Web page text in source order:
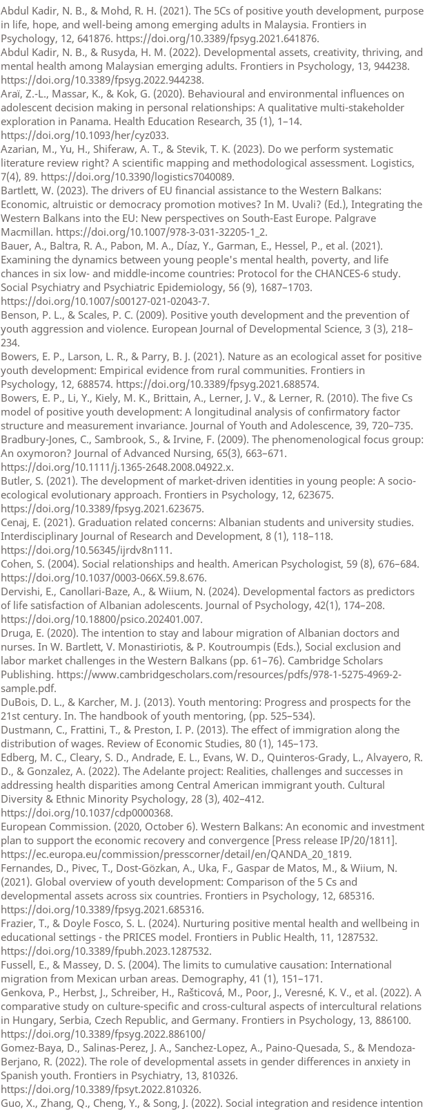
Abdul Kadir, N. B., & Mohd, R. H. (2021). The 5Cs of positive youth development, purpose
in life, hope, and well-being among emerging adults in Malaysia. Frontiers in
Psychology, 12, 641876. https://doi.org/10.3389/fpsyg.2021.641876.
Abdul Kadir, N. B., & Rusyda, H. M. (2022). Developmental assets, creativity, thriving, and
mental health among Malaysian emerging adults. Frontiers in Psychology, 13, 944238.
https://doi.org/10.3389/fpsyg.2022.944238.
Araï, Z.-L., Massar, K., & Kok, G. (2020). Behavioural and environmental influences on
adolescent decision making in personal relationships: A qualitative multi-stakeholder
exploration in Panama. Health Education Research, 35 (1), 1–14.
https://doi.org/10.1093/her/cyz033.
Azarian, M., Yu, H., Shiferaw, A. T., & Stevik, T. K. (2023). Do we perform systematic
literature review right? A scientific mapping and methodological assessment. Logistics,
7(4), 89. https://doi.org/10.3390/logistics7040089.
Bartlett, W. (2023). The drivers of EU financial assistance to the Western Balkans:
Economic, altruistic or democracy promotion motives? In M. Uvali? (Ed.), Integrating the
Western Balkans into the EU: New perspectives on South-East Europe. Palgrave
Macmillan. https://doi.org/10.1007/978-3-031-32205-1_2.
Bauer, A., Baltra, R. A., Pabon, M. A., Díaz, Y., Garman, E., Hessel, P., et al. (2021).
Examining the dynamics between young people's mental health, poverty, and life
chances in six low- and middle-income countries: Protocol for the CHANCES-6 study.
Social Psychiatry and Psychiatric Epidemiology, 56 (9), 1687–1703.
https://doi.org/10.1007/s00127-021-02043-7.
Benson, P. L., & Scales, P. C. (2009). Positive youth development and the prevention of
youth aggression and violence. European Journal of Developmental Science, 3 (3), 218–
234.
Bowers, E. P., Larson, L. R., & Parry, B. J. (2021). Nature as an ecological asset for positive
youth development: Empirical evidence from rural communities. Frontiers in
Psychology, 12, 688574. https://doi.org/10.3389/fpsyg.2021.688574.
Bowers, E. P., Li, Y., Kiely, M. K., Brittain, A., Lerner, J. V., & Lerner, R. (2010). The five Cs
model of positive youth development: A longitudinal analysis of confirmatory factor
structure and measurement invariance. Journal of Youth and Adolescence, 39, 720–735.
Bradbury-Jones, C., Sambrook, S., & Irvine, F. (2009). The phenomenological focus group:
An oxymoron? Journal of Advanced Nursing, 65(3), 663–671.
https://doi.org/10.1111/j.1365-2648.2008.04922.x.
Butler, S. (2021). The development of market-driven identities in young people: A socio-
ecological evolutionary approach. Frontiers in Psychology, 12, 623675.
https://doi.org/10.3389/fpsyg.2021.623675.
Cenaj, E. (2021). Graduation related concerns: Albanian students and university studies.
Interdisciplinary Journal of Research and Development, 8 (1), 118–118.
https://doi.org/10.56345/ijrdv8n111.
Cohen, S. (2004). Social relationships and health. American Psychologist, 59 (8), 676–684.
https://doi.org/10.1037/0003-066X.59.8.676.
Dervishi, E., Canollari-Baze, A., & Wiium, N. (2024). Developmental factors as predictors
of life satisfaction of Albanian adolescents. Journal of Psychology, 42(1), 174–208.
https://doi.org/10.18800/psico.202401.007.
Druga, E. (2020). The intention to stay and labour migration of Albanian doctors and
nurses. In W. Bartlett, V. Monastiriotis, & P. Koutroumpis (Eds.), Social exclusion and
labor market challenges in the Western Balkans (pp. 61–76). Cambridge Scholars
Publishing. https://www.cambridgescholars.com/resources/pdfs/978-1-5275-4969-2-
sample.pdf.
DuBois, D. L., & Karcher, M. J. (2013). Youth mentoring: Progress and prospects for the
21st century. In. The handbook of youth mentoring, (pp. 525–534).
Dustmann, C., Frattini, T., & Preston, I. P. (2013). The effect of immigration along the
distribution of wages. Review of Economic Studies, 80 (1), 145–173.
Edberg, M. C., Cleary, S. D., Andrade, E. L., Evans, W. D., Quinteros-Grady, L., Alvayero, R.
D., & Gonzalez, A. (2022). The Adelante project: Realities, challenges and successes in
addressing health disparities among Central American immigrant youth. Cultural
Diversity & Ethnic Minority Psychology, 28 (3), 402–412.
https://doi.org/10.1037/cdp0000368.
European Commission. (2020, October 6). Western Balkans: An economic and investment
plan to support the economic recovery and convergence [Press release IP/20/1811].
https://ec.europa.eu/commission/presscorner/detail/en/QANDA_20_1819.
Fernandes, D., Pivec, T., Dost-Gözkan, A., Uka, F., Gaspar de Matos, M., & Wiium, N.
(2021). Global overview of youth development: Comparison of the 5 Cs and
developmental assets across six countries. Frontiers in Psychology, 12, 685316.
https://doi.org/10.3389/fpsyg.2021.685316.
Frazier, T., & Doyle Fosco, S. L. (2024). Nurturing positive mental health and wellbeing in
educational settings - the PRICES model. Frontiers in Public Health, 11, 1287532.
https://doi.org/10.3389/fpubh.2023.1287532.
Fussell, E., & Massey, D. S. (2004). The limits to cumulative causation: International
migration from Mexican urban areas. Demography, 41 (1), 151–171.
Genkova, P., Herbst, J., Schreiber, H., Rašticová, M., Poor, J., Veresné, K. V., et al. (2022). A
comparative study on culture-specific and cross-cultural aspects of intercultural relations
in Hungary, Serbia, Czech Republic, and Germany. Frontiers in Psychology, 13, 886100.
https://doi.org/10.3389/fpsyg.2022.886100/
Gomez-Baya, D., Salinas-Perez, J. A., Sanchez-Lopez, A., Paino-Quesada, S., & Mendoza-
Berjano, R. (2022). The role of developmental assets in gender differences in anxiety in
Spanish youth. Frontiers in Psychiatry, 13, 810326.
https://doi.org/10.3389/fpsyt.2022.810326.
Guo, X., Zhang, Q., Cheng, Y., & Song, J. (2022). Social integration and residence intention